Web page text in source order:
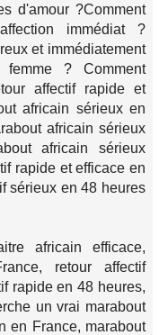
d'amour ?Comment
immédiat ?
et immédiatement
? Comment
affectif rapide et
africain sérieux en
africain sérieux
africain sérieux
rapide et efficace en
sérieux en 48 heures
africain efficace,
retour affectif
rapide en 48 heures,
un vrai marabout
en France, marabout